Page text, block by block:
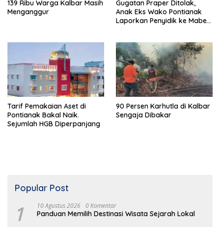
139 Ribu Warga Kalbar Masih
Menganggur
Gugatan Praper Ditolak,
Anak Eks Wako Pontianak
Laporkan Penyidik ke Mabes
Tarif Pemakaian Aset di
Pontianak Bakal Naik.
Sejumlah HGB Diperpanjang
90 Persen Karhutla di Kalbar
Sengaja Dibakar
Popular Post
1 10 Agustus 2026 0 Komentar
Panduan Memilih Destinasi Wisata Sejarah Lokal